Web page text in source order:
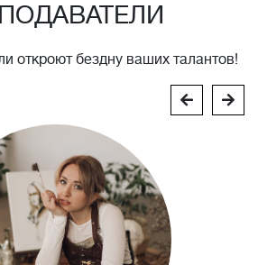
откроют бездну ваших талантов!